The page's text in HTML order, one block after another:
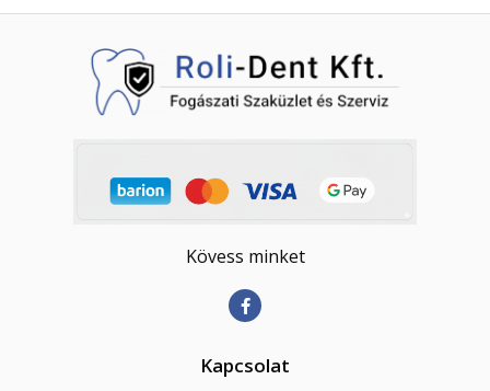
Kövess minket
F
a
c
b
o
Kapcsolat